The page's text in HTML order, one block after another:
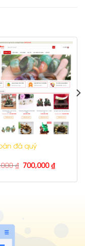
đá quý
₫ 700,000 ₫